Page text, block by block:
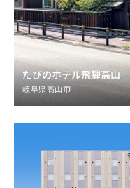
たびのホテル飛騨高山
岐阜県高山市